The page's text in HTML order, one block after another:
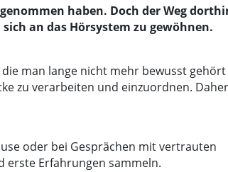
haben. Doch der Weg
an das Hörsystem zu gewöhnen.
man lange nicht mehr bewusst
zu verarbeiten und einzuordnen.
oder bei Gesprächen mit vertrauten
erste Erfahrungen sammeln.